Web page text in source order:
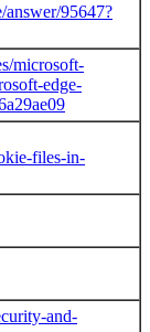
answer/95647?
microsoft-
edge-
files-in-
and-